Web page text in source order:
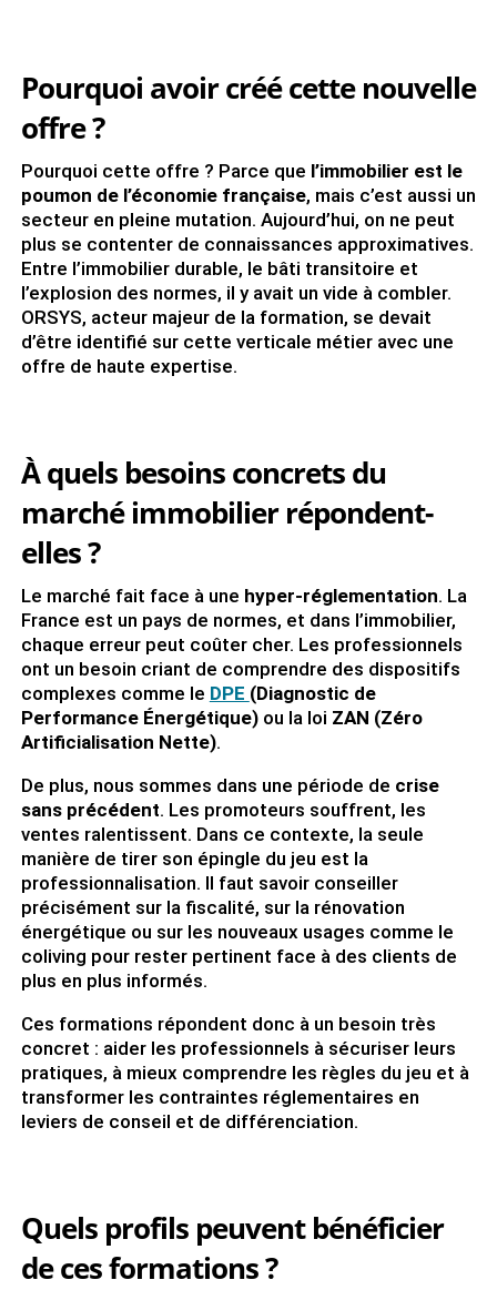
Pourquoi avoir créé cette nouvelle
offre ?
Pourquoi cette offre ? Parce que l’immobilier est le
poumon de l’économie française, mais c’est aussi un
secteur en pleine mutation. Aujourd’hui, on ne peut
plus se contenter de connaissances approximatives.
Entre l’immobilier durable, le bâti transitoire et
l’explosion des normes, il y avait un vide à combler.
ORSYS, acteur majeur de la formation, se devait
d’être identifié sur cette verticale métier avec une
offre de haute expertise.
À quels besoins concrets du
marché immobilier répondent-
elles ?
Le marché fait face à une hyper-réglementation. La
France est un pays de normes, et dans l’immobilier,
chaque erreur peut coûter cher. Les professionnels
ont un besoin criant de comprendre des dispositifs
complexes comme le DPE (Diagnostic de
Performance Énergétique)ou la loi ZAN (Zéro
Artificialisation Nette).
De plus, nous sommes dans une période de crise
sans précédent. Les promoteurs souffrent, les
ventes ralentissent. Dans ce contexte, la seule
manière de tirer son épingle du jeu est la
professionnalisation. Il faut savoir conseiller
précisément sur la fiscalité, sur la rénovation
énergétique ou sur les nouveaux usages comme le
coliving pour rester pertinent face à des clients de
plus en plus informés.
Ces formations répondent donc à un besoin très
concret : aider les professionnels à sécuriser leurs
pratiques, à mieux comprendre les règles du jeu et à
transformer les contraintes réglementaires en
leviers de conseil et de différenciation.
Quels profils peuvent bénéficier
de ces formations ?